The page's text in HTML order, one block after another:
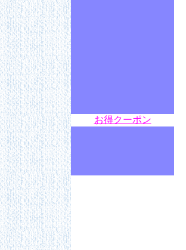
お得クーポン